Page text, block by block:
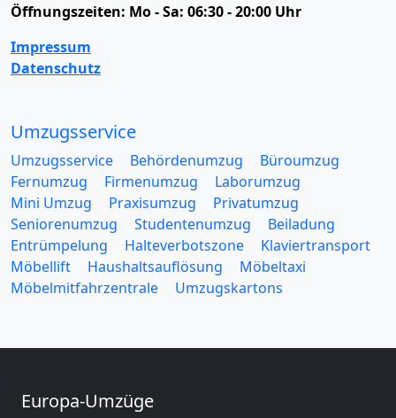
Öffnungszeiten: Mo - Sa: 06:30 - 20:00 Uhr
Impressum
Datenschutz
Umzugsservice
Umzugsservice Behördenumzug
Büroumzug
Fernumzug
Firmenumzug
Laborumzug
Mini Umzug
Praxisumzug
Privatumzug
Seniorenumzug
Studentenumzug
Beiladung
Entrümpelung
Halteverbotszone
Klaviertransport
Möbellift
Haushaltsauflösung
Möbeltaxi
Möbelmitfahrzentrale
Umzugskartons
Europa-Umzüge